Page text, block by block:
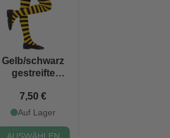
Gelb/schwarz
gestreifte
für Kinder
7,50 €
Auf Lager
AUSWÄHLEN